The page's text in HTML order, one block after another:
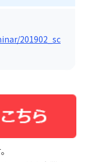
201902_sc